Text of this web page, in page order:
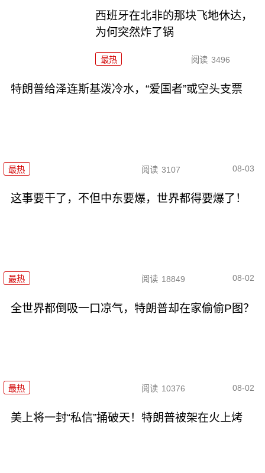
西班牙在北非的那块飞地休达，
为何突然炸了锅
最热 阅读 3496
特朗普给泽连斯基泼冷水，“爱国者”或空头支票
最热 阅读 3107 08-03
这事要干了，不但中东要爆，世界都得要爆了！
最热 阅读 18849 08-02
全世界都倒吸一口凉气，特朗普却在家偷偷P图？
最热 阅读 10376 08-02
美上将一封“私信”捅破天！特朗普被架在火上烤